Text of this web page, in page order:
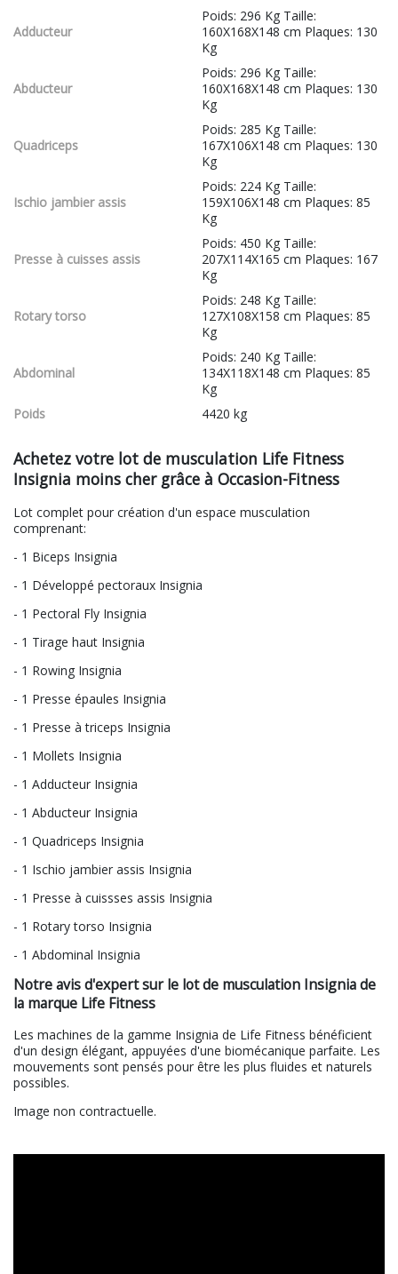
Adducteur
Poids: 296 Kg Taille:
160X168X148 cm Plaques: 130
Kg
Abducteur
Poids: 296 Kg Taille:
160X168X148 cm Plaques: 130
Kg
Quadriceps
Poids: 285 Kg Taille:
167X106X148 cm Plaques: 130
Kg
Ischio jambier assis
Poids: 224 Kg Taille:
159X106X148 cm Plaques: 85
Kg
Presse à cuisses assis
Poids: 450 Kg Taille:
207X114X165 cm Plaques: 167
Kg
Rotary torso
Poids: 248 Kg Taille:
127X108X158 cm Plaques: 85
Kg
Abdominal
Poids: 240 Kg Taille:
134X118X148 cm Plaques: 85
Kg
Poids
4420 kg
Achetez votre lot de musculation Life Fitness
Insignia moins cher grâce à Occasion-Fitness
Lot complet pour création d'un espace musculation
comprenant:
- 1 Biceps Insignia
- 1 Développé pectoraux Insignia
- 1 Pectoral Fly Insignia
- 1 Tirage haut Insignia
- 1 Rowing Insignia
- 1 Presse épaules Insignia
- 1 Presse à triceps Insignia
- 1 Mollets Insignia
- 1 Adducteur Insignia
- 1 Abducteur Insignia
- 1 Quadriceps Insignia
- 1 Ischio jambier assis Insignia
- 1 Presse à cuissses assis Insignia
- 1 Rotary torso Insignia
- 1 Abdominal Insignia
Notre avis d'expert sur le lot de musculation Insignia de
la marque Life Fitness
Les machines de la gamme Insignia de Life Fitness bénéficient
d'un design élégant, appuyées d'une biomécanique parfaite. Les
mouvements sont pensés pour être les plus fluides et naturels
possibles.
Image non contractuelle.